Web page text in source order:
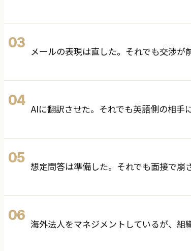
03
メールの表現は直した。それでも交渉が
04
AIに翻訳させた。それでも英語側の相手
05
想定問答は準備した。それでも面接で崩
06
海外法人をマネジメントしているが、組